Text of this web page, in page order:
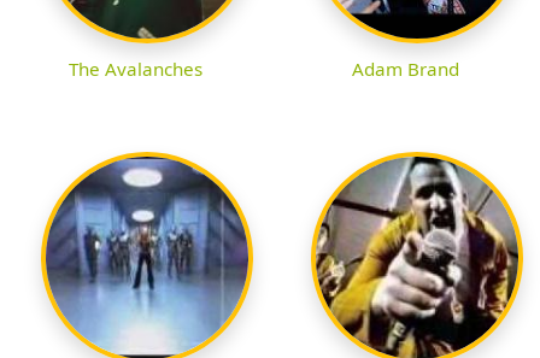
The Avalanches Adam Brand